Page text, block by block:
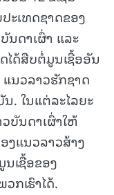
ະເທດຊາດຂອງ
ນດາເຜົ່າ ແລະ
ໄດ້ສືບຕໍ່ມູນເຊື້ອອັນ
ນວລາວຮັກຊາດ
. ໃນແຕ່ລະໄລຍະ
ບັນດາເຜົ່າໃຫ້
ງແນວລາວສ້າງ
ເຊື້ອຂອງ
ກເຮົາໄດ້.